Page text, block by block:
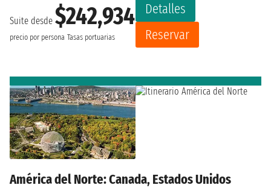
Suite desde $242,934
precio por persona Tasas portuarias
Detalles
Reservar
América del Norte: Canada, Estados Unidos